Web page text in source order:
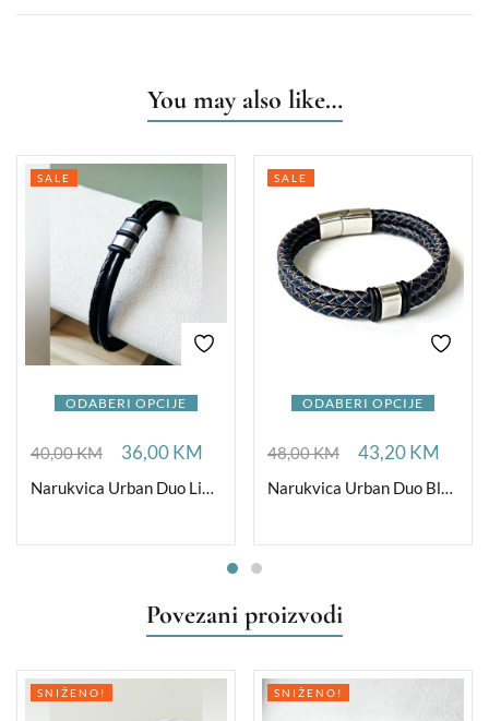
You may also like…
ODABERI OPCIJE
SALE
40,00KM 36,00KM
Narukvica Urban Duo Light
ODABERI OPCIJE
SALE
48,00KM 43,20KM
Narukvica Urban Duo Blue 12
Povezani proizvodi
SNIŽENO! SNIŽENO!